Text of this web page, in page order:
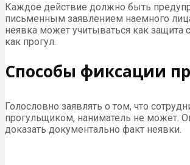
Каждое действие должно быть
письменным заявлением наемного
неявка может учитываться как защита
как прогул.
Способы фиксации
Голословно заявлять о том, что
прогульщиком, наниматель не может.
доказать документально факт неявки.